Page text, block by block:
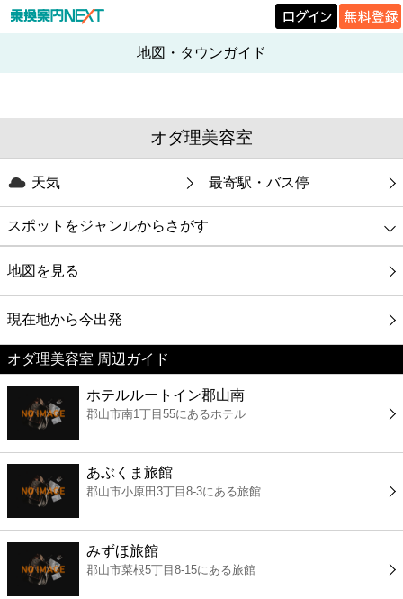
地図・タウンガイド
オダ理美容室
天気 最寄駅・バス停
スポットをジャンルからさがす
グルメ
映画
美容
コンビニ
薬局
スーパー
エンタメ
地図を見る
現在地から今出発
オダ理美容室 周辺ガイド
ホテルルートイン郡山南
郡山市南1丁目55にあるホテル
あぶくま旅館
郡山市小原田3丁目8-3にある旅館
みずほ旅館
郡山市菜根5丁目8-15にある旅館